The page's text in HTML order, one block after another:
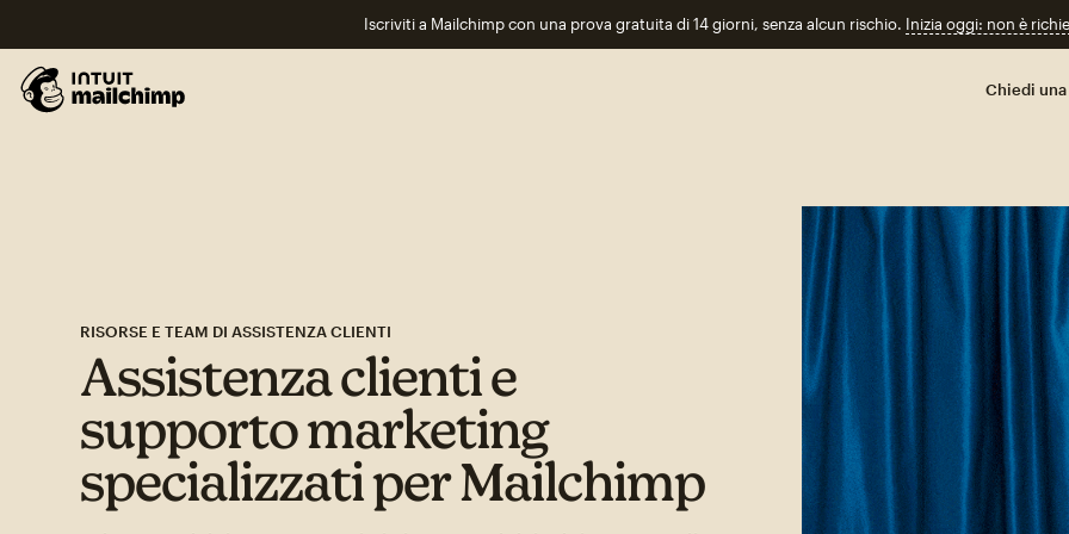
Iscriviti a Mailchimp con una prova gratuita di 14 giorni, senza alcun rischio. Inizia oggi: non è
Chiedi
RISORSE E TEAM DI ASSISTENZA CLIENTI
Assistenza clienti e
supporto marketing
specializzati per Mailchimp